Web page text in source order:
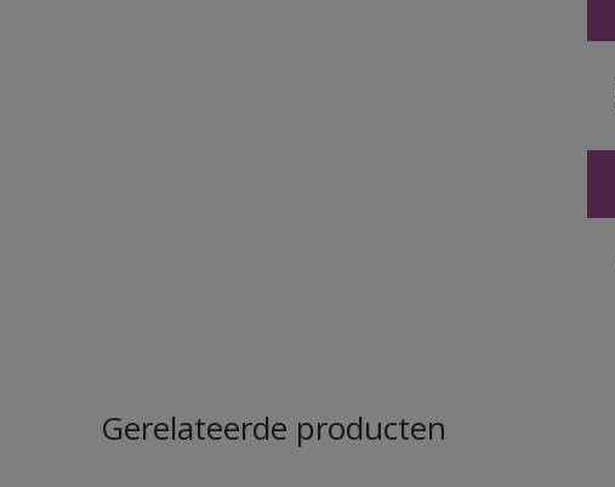
Gerelateerde producten